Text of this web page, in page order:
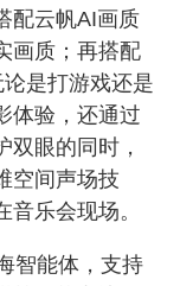
配云帆AI画质
画质；再搭配
是打游戏还是
体验，还通过
眼的同时，
空间声场技
乐会现场。
能体，支持